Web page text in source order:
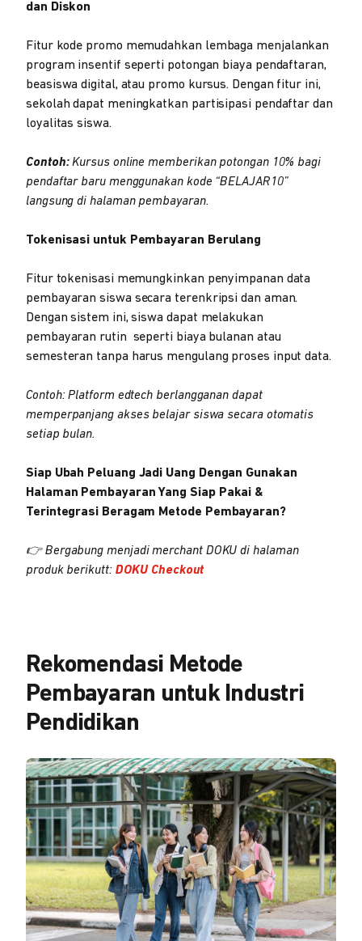
dan Diskon
Fitur kode promo memudahkan lembaga menjalankan
program insentif seperti potongan biaya pendaftaran,
beasiswa digital, atau promo kursus. Dengan fitur ini,
sekolah dapat meningkatkan partisipasi pendaftar dan
loyalitas siswa.
Contoh:Kursus online memberikan potongan 10% bagi
pendaftar baru menggunakan kode “BELAJAR10”
langsung di halaman pembayaran.
Tokenisasi untuk Pembayaran Berulang
Fitur tokenisasi memungkinkan penyimpanan data
pembayaran siswa secara terenkripsi dan aman.
Dengan sistem ini, siswa dapat melakukan
pembayaran rutin seperti biaya bulanan atau
semesteran tanpa harus mengulang proses input data.
Contoh: Platform edtech berlangganan dapat
memperpanjang akses belajar siswa secara otomatis
setiap bulan.
Siap Ubah Peluang Jadi Uang Dengan Gunakan
Halaman Pembayaran Yang Siap Pakai &
Terintegrasi Beragam Metode Pembayaran?
👉 Bergabung menjadi merchant DOKU di halaman
produk berikutt: DOKU Checkout
Rekomendasi Metode
Pembayaran untuk Industri
Pendidikan